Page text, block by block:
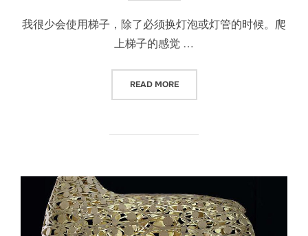
我很少会使用梯子，除了必须换灯泡或灯管的时候。爬
上梯子的感觉 …
READ MORE“世界的梯子”